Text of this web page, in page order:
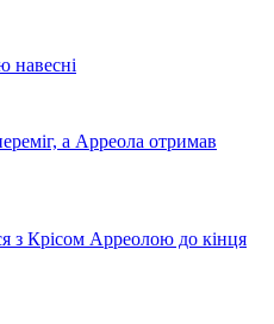
навесні
а Арреола отримав
з Крісом Арреолою до кінця